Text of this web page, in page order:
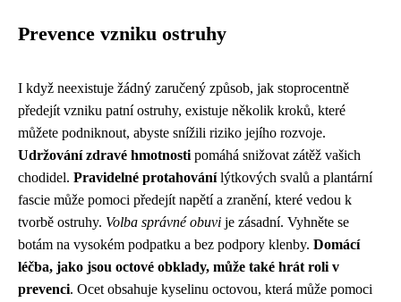
Prevence vzniku ostruhy
I když neexistuje žádný zaručený způsob, jak stoprocentně
předejít vzniku patní ostruhy, existuje několik kroků, které
můžete podniknout, abyste snížili riziko jejího rozvoje.
Udržování zdravé hmotnosti pomáhá snižovat zátěž vašich
chodidel. Pravidelné protahovánílýtkových svalů a plantární
fascie může pomoci předejít napětí a zranění, které vedou k
tvorbě ostruhy. Volba správné obuvi je zásadní. Vyhněte se
botám na vysokém podpatku a bez podpory klenby. Domácí
léčba, jako jsou octové obklady, může také hrát roli v
prevenci. Ocet obsahuje kyselinu octovou, která může pomoci